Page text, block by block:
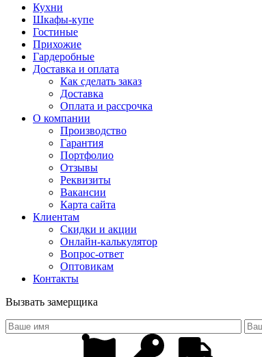
Кухни
Шкафы-купе
Гостиные
Прихожие
Гардеробные
Доставка и оплата
Как сделать заказ
Доставка
Оплата и рассрочка
О компании
Производство
Гарантия
Портфолио
Отзывы
Реквизиты
Вакансии
Карта сайта
Клиентам
Скидки и акции
Онлайн-калькулятор
Вопрос-ответ
Оптовикам
Контакты
Вызвать замерщика